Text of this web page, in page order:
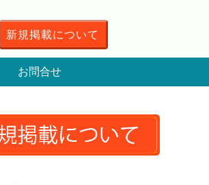
新規掲載について
お問合せ